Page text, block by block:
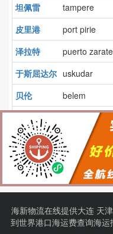
坦佩雷
tampere
皮里港
port pirie
泽拉特
puerto
于斯屈达尔 uskudar
贝伦
belem
圣多美
sao tome
头顿港
vung tau
巴塔
bata
海新物流在线提供大连 天津
到世界港口海运费查询海运